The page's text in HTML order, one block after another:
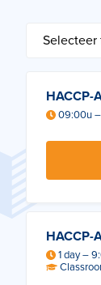
HACCP-
09:00u
HACCP-
1 day –